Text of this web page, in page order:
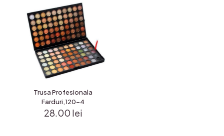
Trusa Profesionala
Farduri,120-4
28.00 lei